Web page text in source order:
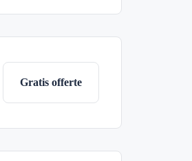
Gratis offerte